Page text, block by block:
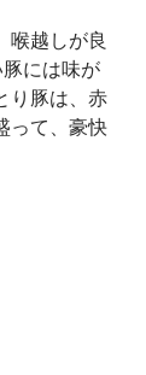
喉越しが良
には味が
り豚は、赤
って、豪快